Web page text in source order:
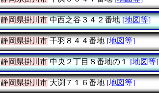
静岡県掛川市中西之谷３４２番地 [地図等]
静岡県掛川市千羽８４４番地 [地図等]
静岡県掛川市中央２丁目８番地の１ [地図等]
静岡県掛川市大渕７１６番地 [地図等]